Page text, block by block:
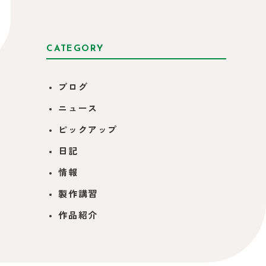
CATEGORY
ブログ
ニュース
ピックアップ
日記
情報
製作講習
作品紹介